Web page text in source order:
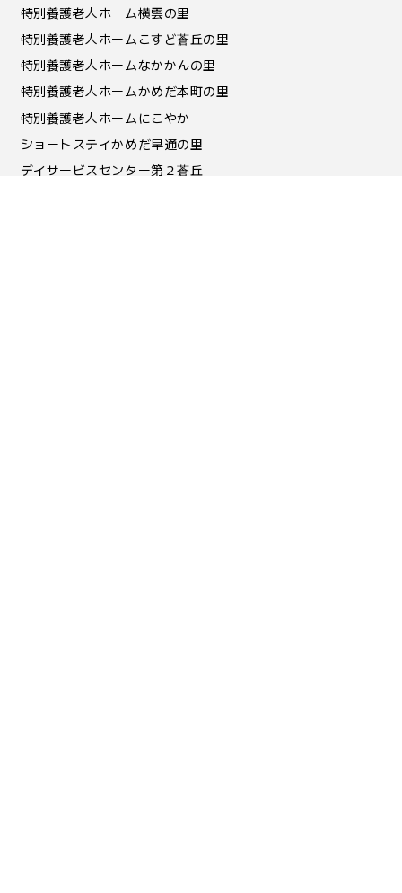
特別養護老人ホーム横雲の里
特別養護老人ホームこすど蒼丘の里
特別養護老人ホームなかかんの里
特別養護老人ホームかめだ本町の里
特別養護老人ホームにこやか
ショートステイかめだ早通の里
デイサービスセンター第２蒼丘